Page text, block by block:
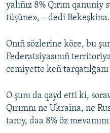
yalıñız 8% Qırım
tüşüne», – dedi Bekeşkina.
Onıñ sözlerine köre, bu
Federatsiyasınıñ
cemiyette keñ
O şunı da qayd etti ki,
Qırımnı ne Ukraina, ne
tanıy, daa 8% öz